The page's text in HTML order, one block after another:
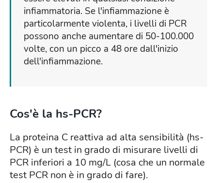
infiammatoria. Se l'infiammazione è
particolarmente violenta, i livelli di PCR
possono anche aumentare di 50-100.000
volte, con un picco a 48 ore dall'inizio
dell'infiammazione.
Cos'è la hs-PCR?
La proteina C reattiva ad alta sensibilità (hs-
PCR) è un test in grado di misurare livelli di
PCR inferiori a 10 mg/L (cosa che un normale
test PCR non è in grado di fare).